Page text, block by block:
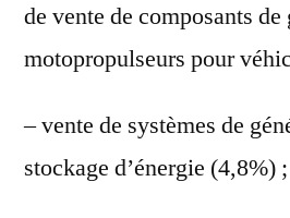
de vente de composants de
motopropulseurs pour
– vente de systèmes de
stockage d’énergie (4,8%) ;